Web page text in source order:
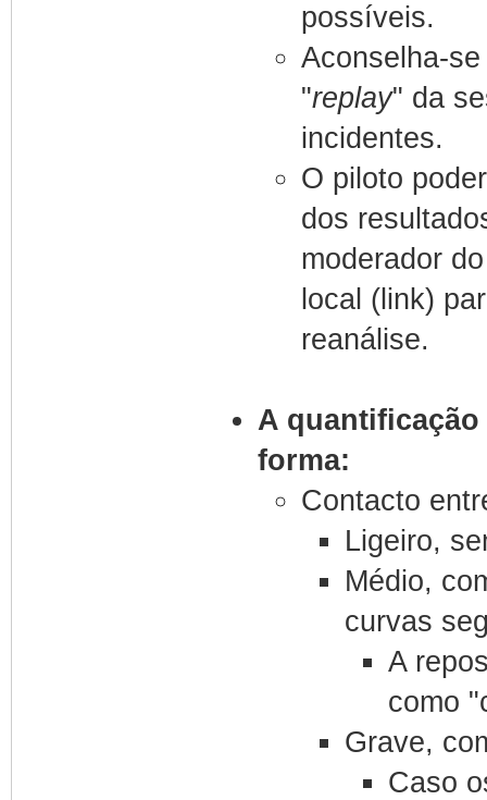
possíveis.
Aconselha-
"replay" da
incidentes.
O piloto
dos
moderador
local (link)
reanálise.
A
forma:
Contacto
Ligeiro,
Médio,
curvas
A
como
Grave,
Caso